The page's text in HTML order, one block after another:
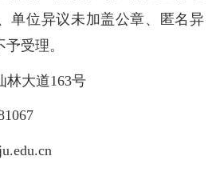
单位异议未加盖公章、匿名异
受理。
林大道163号